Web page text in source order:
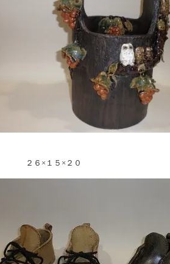
×１５×２０